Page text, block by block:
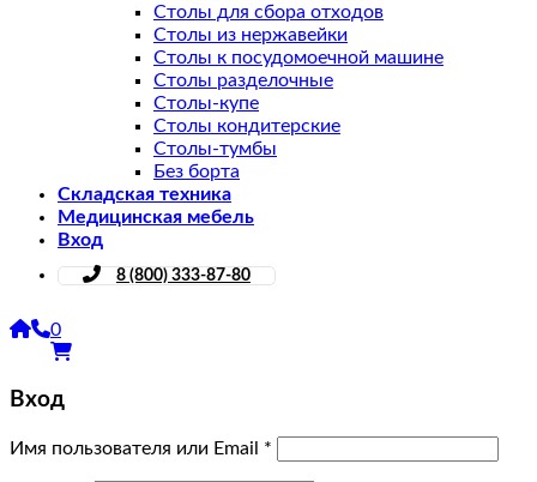
Столы для сбора отходов
Столы из нержавейки
Столы к посудомоечной машине
Столы разделочные
Столы-купе
Столы кондитерские
Столы-тумбы
Без борта
Складская техника
Медицинская мебель
Вход
8 (800) 333-87-80
0
Вход
Имя пользователя или Email *